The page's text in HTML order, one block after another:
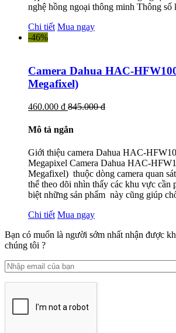
nghệ hồng ngoại thông minh Thông số
Chi tiết Mua ngay
-46%
Camera Dahua HAC-
Megafixel)
460.000 đ 845.000 đ
Mô tả ngắn
Giới thiệu camera Dahua HAC-
Megapixel Camera Dahua HAC-
Megafixel) thuộc dòng camera quan
thể theo dõi nhìn thấy các khu vực cần
biệt những sản phẩm này cũng giúp
Chi tiết Mua ngay
Bạn có muốn là người sớm nhất nhận được
chúng tôi ?